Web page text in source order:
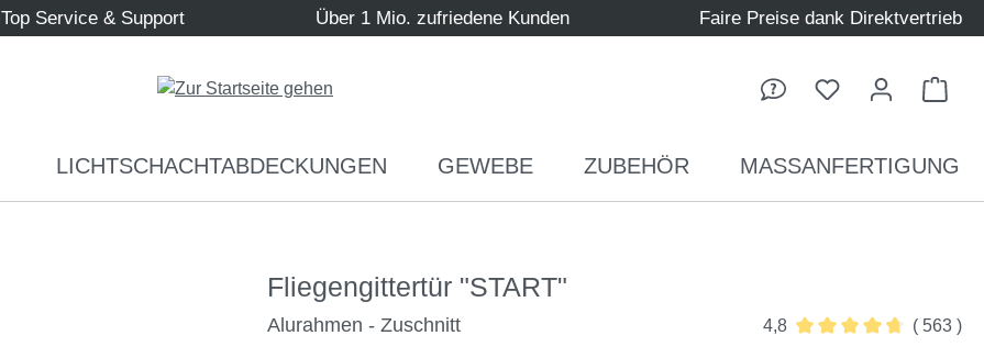
Top Service & Support Über 1 Mio. zufriedene Kunden Faire Preise dank Direktvertrieb
LICHTSCHACHTABDECKUNGEN GEWEBE ZUBEHÖR MASSANFERTIGUNG
Fliegengittertür "START"
Alurahmen - Zuschnitt
4,8
( 563 )